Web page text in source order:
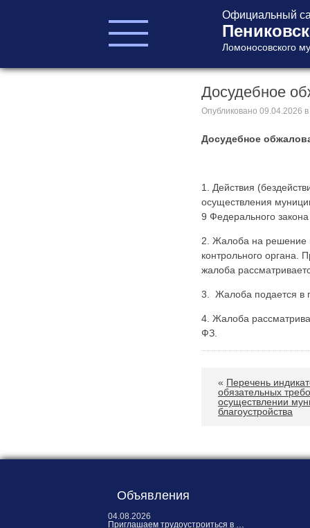
Официальный
Ломоносовского
Ломоносовский район,
Пеники, ул. Новая, д. 13,
Досудебное
Опубликовано 09.04.2026
Досудебное
1. Действия
осуществления
9 Федерального
2. Жалоба на решение
контрольного органа.
жалоба
3. Жалоба подается в
4. Жалоба
ФЗ.
« Перечень
обязательных
осуществлении
благоустройства
Объявления
04.08.2026
Приглашаем трудоустроиться в …